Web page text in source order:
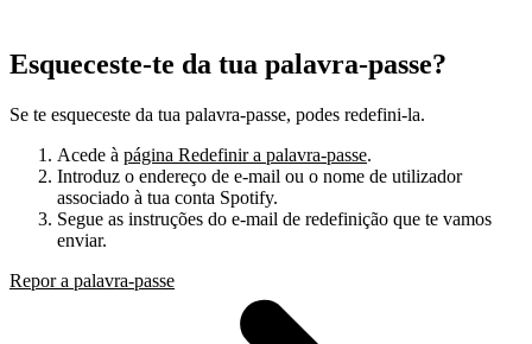
Esqueceste-te da tua palavra-passe?
Se te esqueceste da tua palavra-passe, podes redefini-la.
Acede à página Redefinir a palavra-passe.
Introduz o endereço de e-mail ou o nome de utilizador
associado à tua conta Spotify.
Segue as instruções do e-mail de redefinição que te vamos
enviar.
Repor a palavra-passe